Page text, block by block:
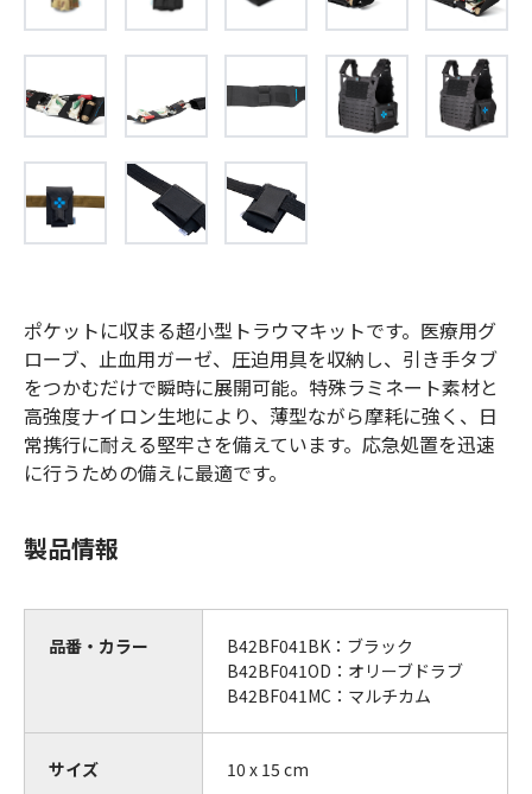
CLOSE
ポケットに収まる超小型トラウマキットです。医療用グ
ローブ、止血用ガーゼ、圧迫用具を収納し、引き手タブ
をつかむだけで瞬時に展開可能。特殊ラミネート素材と
高強度ナイロン生地により、薄型ながら摩耗に強く、日
常携行に耐える堅牢さを備えています。応急処置を迅速
に行うための備えに最適です。
製品情報
品番・カラー
B42BF041BK：ブラック
B42BF041OD：オリーブドラブ
B42BF041MC：マルチカム
サイズ 10 x 15 cm